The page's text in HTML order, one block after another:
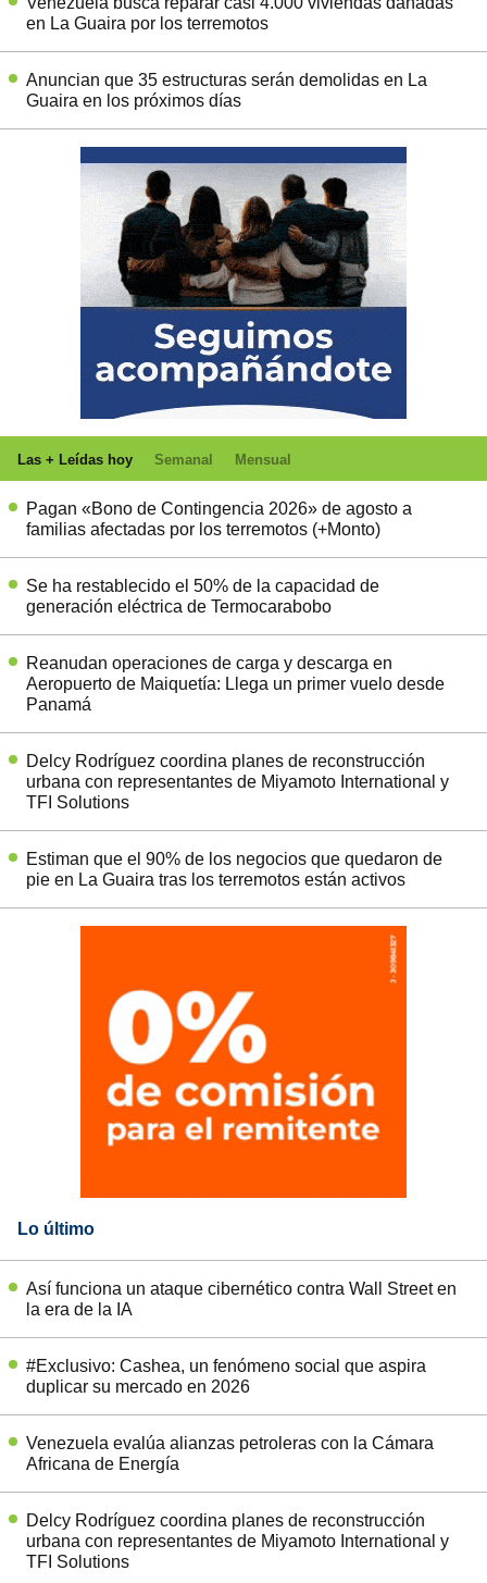
en La Guaira por los terremotos
Anuncian que 35 estructuras serán demolidas en La
Guaira en los próximos días
Las + Leídas hoy Semanal Mensual
Pagan «Bono de Contingencia 2026» de agosto a
familias afectadas por los terremotos (+Monto)
Se ha restablecido el 50% de la capacidad de
generación eléctrica de Termocarabobo
Reanudan operaciones de carga y descarga en
Aeropuerto de Maiquetía: Llega un primer vuelo desde
Panamá
Delcy Rodríguez coordina planes de reconstrucción
urbana con representantes de Miyamoto International y
TFI Solutions
Estiman que el 90% de los negocios que quedaron de
pie en La Guaira tras los terremotos están activos
Lo último
Así funciona un ataque cibernético contra Wall Street en
la era de la IA
#Exclusivo: Cashea, un fenómeno social que aspira
duplicar su mercado en 2026
Venezuela evalúa alianzas petroleras con la Cámara
Africana de Energía
Delcy Rodríguez coordina planes de reconstrucción
urbana con representantes de Miyamoto International y
TFI Solutions